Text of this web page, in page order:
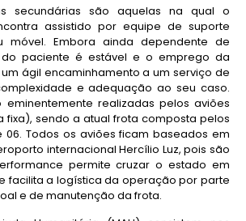
secundárias são aquelas na qual o
assistido por equipe de suporte
móvel. Embora ainda dependente de
paciente é estável e o emprego da
ágil encaminhamento a um serviço de
e adequação ao seu caso.
eminentemente realizadas pelos aviões
fixa), sendo a atual frota composta pelos
06. Todos os aviões ficam baseados em
internacional Hercílio Luz, pois são
permite cruzar o estado em
facilita a logística da operação por parte
e de manutenção da frota.